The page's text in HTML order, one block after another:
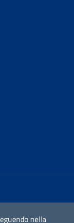
nella